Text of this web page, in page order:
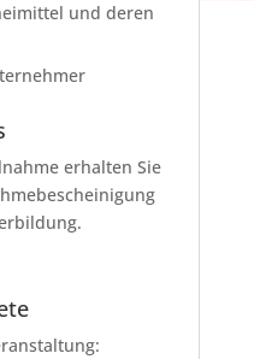
und deren
erhalten Sie